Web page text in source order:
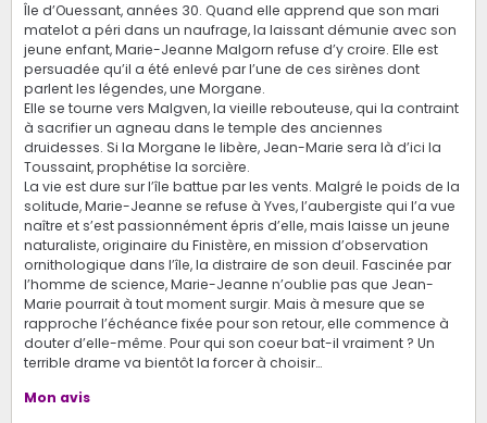
Île d’Ouessant, années 30. Quand elle apprend que son mari
matelot a péri dans un naufrage, la laissant démunie avec son
jeune enfant, Marie-Jeanne Malgorn refuse d’y croire. Elle est
persuadée qu’il a été enlevé par l’une de ces sirènes dont
parlent les légendes, une Morgane.
Elle se tourne vers Malgven, la vieille rebouteuse, qui la contraint
à sacrifier un agneau dans le temple des anciennes
druidesses. Si la Morgane le libère, Jean-Marie sera là d’ici la
Toussaint, prophétise la sorcière.
La vie est dure sur l’île battue par les vents. Malgré le poids de la
solitude, Marie-Jeanne se refuse à Yves, l’aubergiste qui l’a vue
naître et s’est passionnément épris d’elle, mais laisse un jeune
naturaliste, originaire du Finistère, en mission d’observation
ornithologique dans l’île, la distraire de son deuil. Fascinée par
l’homme de science, Marie-Jeanne n’oublie pas que Jean-
Marie pourrait à tout moment surgir. Mais à mesure que se
rapproche l’échéance fixée pour son retour, elle commence à
douter d’elle-même. Pour qui son coeur bat-il vraiment ? Un
terrible drame va bientôt la forcer à choisir…
Mon avis